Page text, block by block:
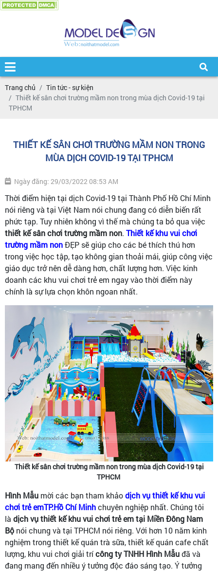
Trang chủ
Tin tức - sự kiện
Thiết kế sân chơi trường mầm non trong mùa dịch Covid-19 tại
TPHCM
THIẾT KẾ SÂN CHƠI TRƯỜNG MẦM NON TRONG
MÙA DỊCH COVID-19 TẠI TPHCM
Ngày đăng: 29/03/2022 08:53 AM
Thời điểm hiện tại dịch Covid-19 tại Thành Phố Hồ Chí Minh
nói riêng và tại Việt Nam nói chung đang có diễn biến rất
phức tạp. Tuy nhiên không vì thế mà chúng ta bỏ qua việc
thiết kế sân chơi trường mầm non. Thiết kế khu vui chơi
trường mầm nonĐẸP sẽ giúp cho các bé thích thú hơn
trong việc học tập, tạo không gian thoải mái, giúp công việc
giáo dục trở nên dễ dàng hơn, chất lượng hơn. Việc kinh
doanh các khu vui chơi trẻ em ngay vào thời điểm này
chính là sự lựa chọn khôn ngoan nhất.
Thiết kế sân chơi trường mầm non trong mùa dịch Covid-19 tại
TPHCM
Hình Mẫu mời các bạn tham khảodịch vụ thiết kế khu vui
chơi trẻ emTP.Hồ Chí Minhchuyên nghiệp nhất. Chúng tôi
là dịch vụ thiết kế khu vui chơi trẻ em tại Miền Đông Nam
Bộ nói chung và tại TPHCM nói riêng. Với hơn 10 năm kinh
nghiệm trong thiết kế quán trà sữa, thiết kế quán cafe chất
lượng, khu vui chơi giải trícông ty TNHH Hình Mẫuđã và
đang mang đến nhiều ý tưởng độc đáo sáng tạo. Ý tưởng